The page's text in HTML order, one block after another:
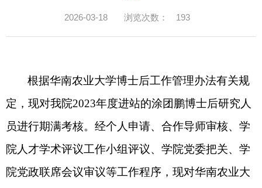
2026-03-18 浏览次数： 193
根据华南农业大学博士后工作管理办法有关规
定，现对我院2023年度进站的涂团鹏博士后研究人
员进行期满考核。 经个人申请、合作导师审核、学
院人才学术评议工作小组评议、学院党委把关、学
院党政联席会议审议等工作程序，现对华南农业大